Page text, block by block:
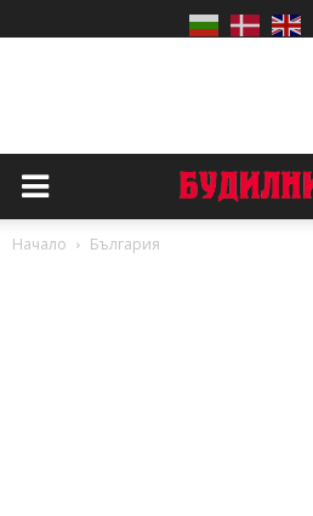
Начало България